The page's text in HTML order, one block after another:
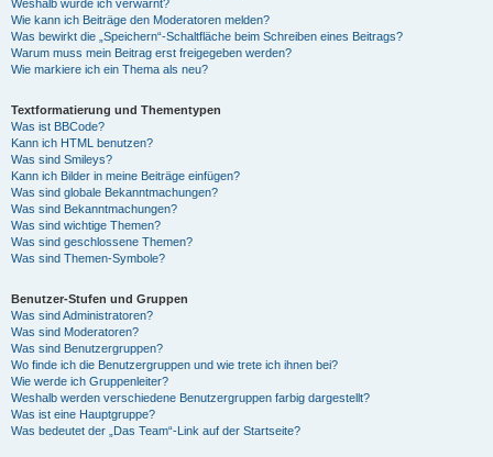
Weshalb wurde ich verwarnt?
Wie kann ich Beiträge den Moderatoren melden?
Was bewirkt die „Speichern“-Schaltfläche beim Schreiben eines Beitrags?
Warum muss mein Beitrag erst freigegeben werden?
Wie markiere ich ein Thema als neu?
Textformatierung und Thementypen
Was ist BBCode?
Kann ich HTML benutzen?
Was sind Smileys?
Kann ich Bilder in meine Beiträge einfügen?
Was sind globale Bekanntmachungen?
Was sind Bekanntmachungen?
Was sind wichtige Themen?
Was sind geschlossene Themen?
Was sind Themen-Symbole?
Benutzer-Stufen und Gruppen
Was sind Administratoren?
Was sind Moderatoren?
Was sind Benutzergruppen?
Wo finde ich die Benutzergruppen und wie trete ich ihnen bei?
Wie werde ich Gruppenleiter?
Weshalb werden verschiedene Benutzergruppen farbig dargestellt?
Was ist eine Hauptgruppe?
Was bedeutet der „Das Team“-Link auf der Startseite?